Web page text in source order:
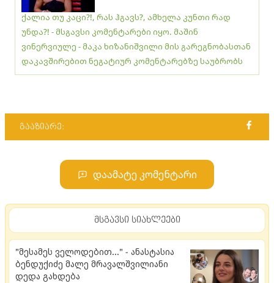
ქალია თუ კაცი?!, რას ჰგავს?, ამხელა კუნთი რად
უნდა?! - მსგავსი კომენტარები იყო. მაშინ
ვინერვიულე - მაკა ხიზანიშვილი მის გარეგნობასთან
დაკავშირებით ნეგატიურ კომენტარებზე საუბრობს
გააზიარე:
დაამატე კომენტარი
მსგავსი სიახლეები
"მესამეს ველოდებით..." - ანასტასია
ბენდუქიძე მალე მრავალშვილიანი
დედა გახდება